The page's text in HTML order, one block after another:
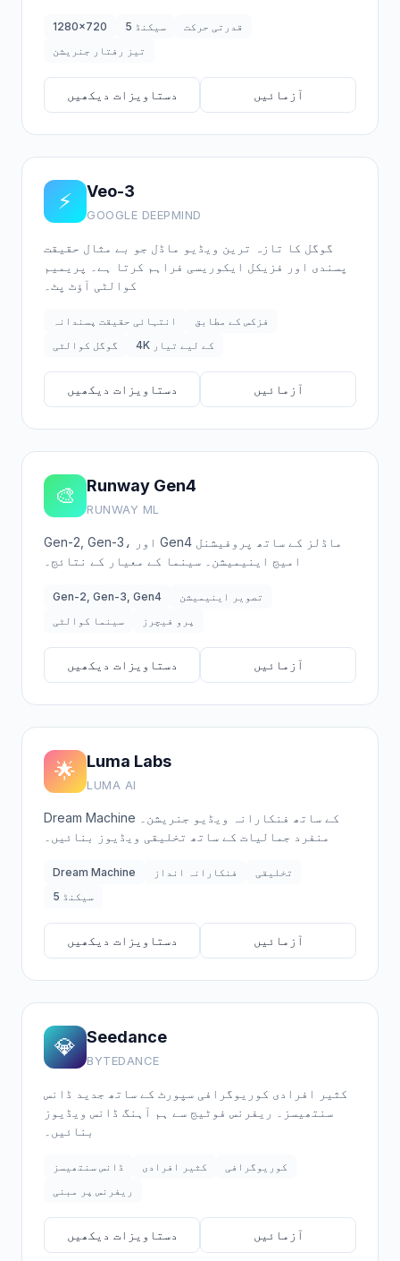
1280x720 5 سیکنڈ
قدرتی حرکت
تیز رفتار جنریشن
دستاویزات دیکھیں آزمائیں
⚡ Veo-3
GOOGLE DEEPMIND
گوگل کا تازہ ترین ویڈیو ماڈل جو بے مثال حقیقت
پسندی اور فزیکل ایکوریسی فراہم کرتا ہے۔ پریمیم
کوالٹی آؤٹ پٹ۔
انتہائی حقیقت پسندانہ
فزکس کے مطابق
گوگل کوالٹی
4K کے لیے تیار
دستاویزات دیکھیں آزمائیں
🎨 Runway Gen4
RUNWAY ML
Gen-2, Gen-3، اور Gen4 ماڈلز کے ساتھ پروفیشنل
امیج اینیمیشن۔ سینما کے معیار کے نتائج۔
Gen-2, Gen-3, Gen4
تصویر اینیمیشن
سینما کوالٹی
پرو فیچرز
دستاویزات دیکھیں آزمائیں
🌟 Luma Labs
LUMA AI
Dream Machine کے ساتھ فنکارانہ ویڈیو جنریشن۔
منفرد جمالیات کے ساتھ تخلیقی ویڈیوز بنائیں۔
Dream Machine فنکارانہ انداز
تخلیقی
5 سیکنڈ
دستاویزات دیکھیں آزمائیں
💎 Seedance
BYTEDANCE
کثیر افرادی کوریوگرافی سپورٹ کے ساتھ جدید ڈانس
سنتھیسز۔ ریفرنس فوٹیج سے ہم آہنگ ڈانس ویڈیوز
بنائیں۔
ڈانس سنتھیسز کثیر افرادی
کوریوگرافی
ریفرنس پر مبنی
دستاویزات دیکھیں آزمائیں